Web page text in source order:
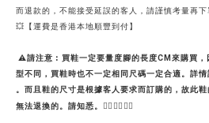
而退款的，不能接受延誤的客人，請謹慎考量再下
💥【運費是香港本地順豐到付】
⚠請注意︰買鞋一定要量度腳的長度CM來購買，
型不同，買鞋時也不一定相同尺碼一定合適。詳
。而且鞋的尺寸是根據客人要求而訂購的，故此
無法退換的。請知悉。🙇‍♀️🙇‍♀️🙇‍♀️